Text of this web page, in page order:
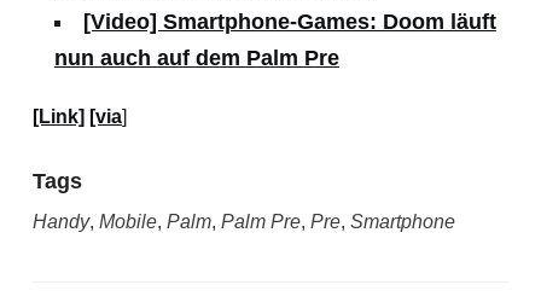
[Video] Smartphone-Games: Doom läuft
nun auch auf dem Palm Pre
[Link] [via]
Tags
Handy, Mobile, Palm, Palm Pre, Pre, Smartphone